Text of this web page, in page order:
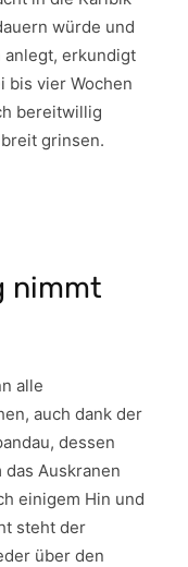
würde und
anlegt, erkundigt
bis vier Wochen
bereitwillig
grinsen.
nimmt
alle
auch dank der
dessen
Auskranen
einigem Hin und
steht der
über den